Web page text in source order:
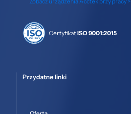
CertyfikatISO 9001:2015
Przydatne linki